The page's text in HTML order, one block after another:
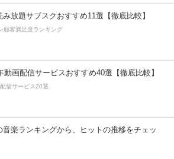
み放題サブスクおすすめ11選【徹底比較】
顧客満足度ランキング
動画配信サービスおすすめ40選【徹底比較】
信サービス20選
音楽ランキングから、ヒットの推移をチェッ